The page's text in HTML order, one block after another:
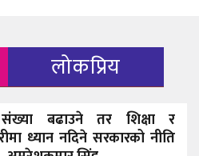
लोकप्रिय
बढाउने तर शिक्षा र
ध्यान नदिने सरकारको नीति